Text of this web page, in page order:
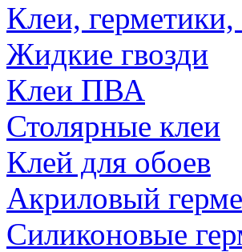
Клеи, герметики,
Жидкие гвозди
Клеи ПВА
Столярные клеи
Клей для обоев
Акриловый
Силиконовые